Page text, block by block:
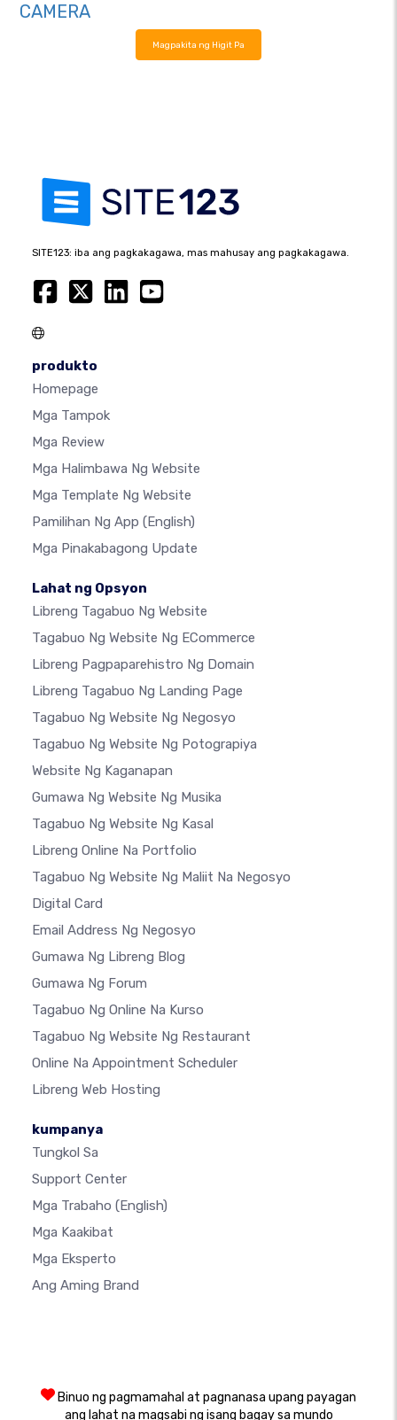
CAMERA
Magpakita ng Higit Pa
SITE123: iba ang pagkakagawa, mas mahusay ang pagkakagawa.
produkto
Homepage
Mga Tampok
Mga Review
Mga Halimbawa Ng Website
Mga Template Ng Website
Pamilihan Ng App (English)
Mga Pinakabagong Update
Lahat ng Opsyon
Libreng Tagabuo Ng Website
Tagabuo Ng Website Ng ECommerce
Libreng Pagpaparehistro Ng Domain
Libreng Tagabuo Ng Landing Page
Tagabuo Ng Website Ng Negosyo
Tagabuo Ng Website Ng Potograpiya
Website Ng Kaganapan
Gumawa Ng Website Ng Musika
Tagabuo Ng Website Ng Kasal
Libreng Online Na Portfolio
Tagabuo Ng Website Ng Maliit Na Negosyo
Digital Card
Email Address Ng Negosyo
Gumawa Ng Libreng Blog
Gumawa Ng Forum
Tagabuo Ng Online Na Kurso
Tagabuo Ng Website Ng Restaurant
Online Na Appointment Scheduler
Libreng Web Hosting
kumpanya
Tungkol Sa
Support Center
Mga Trabaho (English)
Mga Kaakibat
Mga Eksperto
Ang Aming Brand
Binuo ng pagmamahal at pagnanasa upang payagan
ang lahat na magsabi ng isang bagay sa mundo